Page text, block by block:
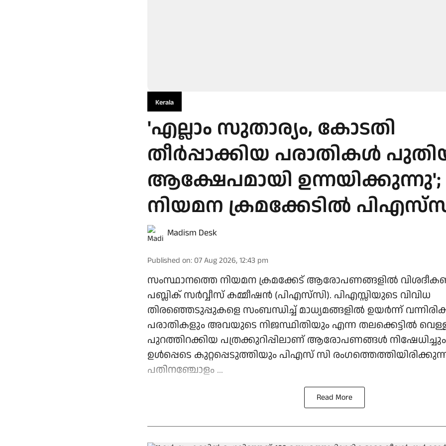
Kerala
'എല്ലാം സുതാര്യം, കോടതി
തീര്‍പ്പാക്കിയ പരാതികള്‍
ആക്ഷേപമായി ഉന്നയിക്കുന്നു';
നിയമന ക്രമക്കേടില്‍
Madism Desk
Published on: 07 Aug 2026, 12:43 pm
സംസ്ഥാനത്തെ നിയമന ക്രമക്കേട് ആരോപണങ്ങളില്‍
പബ്ലിക് സര്‍വ്വീസ് കമ്മീഷന്‍ (പിഎസ്‌സി). പിഎസ്സിയുടെ വിവിധ
തിരഞ്ഞെടുപ്പുകളെ സംബന്ധിച്ച് മാധ്യമങ്ങളില്‍ ഉയര്‍ന്ന്
പരാതികളും അവയുടെ നിജസ്ഥിതിയും എന്ന തലക്കെട്ടില്‍
പുറത്തിറക്കിയ പത്രക്കുറിപ്പിലാണ് ആരോപണങ്ങള്‍ നിഷേധിച്ചും
ഉള്‍പ്പെടെ കുറ്റപ്പെടുത്തിയും പിഎസ് സി
പതിനഞ്ചോളം ...
Read More